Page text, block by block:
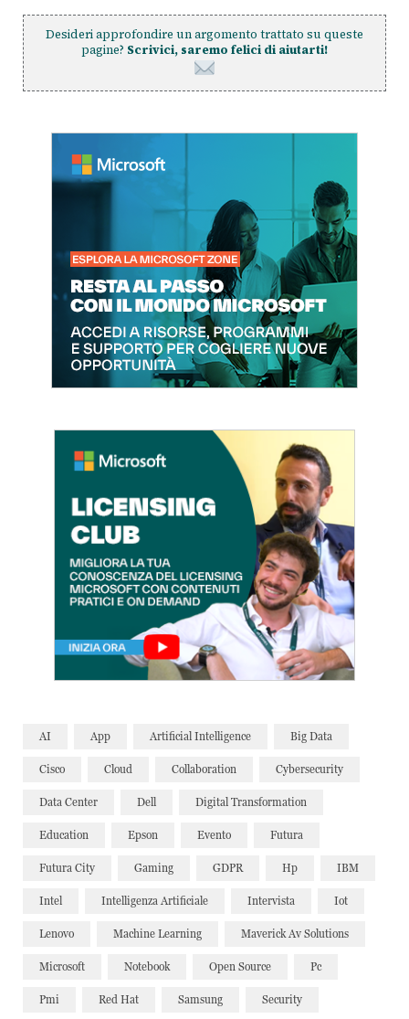
Desideri approfondire un argomento trattato su queste
pagine? Scrivici, saremo felici di aiutarti!
AI App Artificial Intelligence Big Data
Cisco Cloud Collaboration Cybersecurity
Data Center Dell Digital Transformation
Education Epson Evento Futura
Futura City Gaming GDPR Hp IBM
Intel Intelligenza Artificiale Intervista Iot
Lenovo Machine Learning Maverick Av Solutions
Microsoft Notebook Open Source Pc
Pmi Red Hat Samsung Security